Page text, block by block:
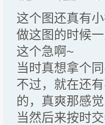
这个图还真有
做这图的时候
这个急啊~
当时真想拿个
不过，就在还
的，真爽那感
当然后来按时